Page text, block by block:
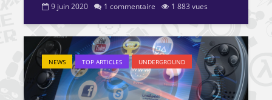
9 juin 2020 1 commentaire 1 883 vues
NEWS TOP ARTICLES UNDERGROUND